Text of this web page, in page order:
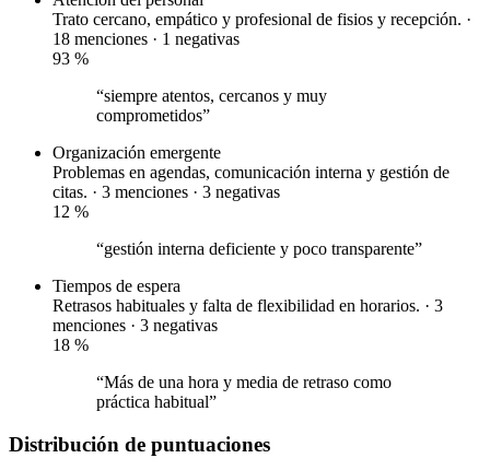
Trato cercano, empático y profesional de fisios y recepción. ·
18 menciones · 1 negativas
93 %
“siempre atentos, cercanos y muy
comprometidos”
Organización emergente
Problemas en agendas, comunicación interna y gestión de
citas. · 3 menciones · 3 negativas
12 %
“gestión interna deficiente y poco transparente”
Tiempos de espera
Retrasos habituales y falta de flexibilidad en horarios. · 3
menciones · 3 negativas
18 %
“Más de una hora y media de retraso como
práctica habitual”
Distribución de puntuaciones